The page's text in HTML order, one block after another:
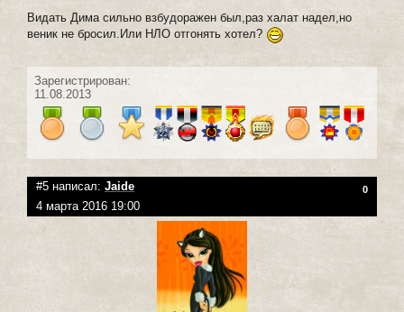
Видать Дима сильно взбудоражен был,раз халат надел,но
веник не бросил.Или НЛО отгонять хотел?
Зарегистрирован:
11.08.2013
#5 написал: Jaide 0
4 марта 2016 19:00